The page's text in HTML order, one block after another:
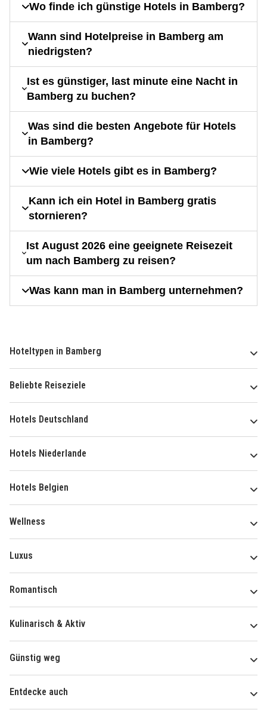
Wo finde ich günstige Hotels in Bamberg?
Wann sind Hotelpreise in Bamberg am
niedrigsten?
Ist es günstiger, last minute eine Nacht in
Bamberg zu buchen?
Was sind die besten Angebote für Hotels
in Bamberg?
Wie viele Hotels gibt es in Bamberg?
Kann ich ein Hotel in Bamberg gratis
stornieren?
Ist August 2026 eine geeignete Reisezeit
um nach Bamberg zu reisen?
Was kann man in Bamberg unternehmen?
Hoteltypen in Bamberg
Beliebte Reiseziele
Hotels Deutschland
Hotels Niederlande
Hotels Belgien
Wellness
Luxus
Romantisch
Kulinarisch & Aktiv
Günstig weg
Entdecke auch